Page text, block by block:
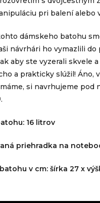
pri balení alebo
dámskeho batohu
návrhári ho vymazlili do
aby ste vyzerali skvele
a prakticky slúžil! Áno,
si navrhujeme pod
.
16 litrov
priehradka na
v cm: šírka 27 x